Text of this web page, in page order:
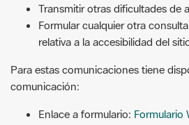
Transmitir otras dificultades de
Formular cualquier otra
relativa a la accesibilidad del
Para estas comunicaciones tiene
comunicación:
Enlace a formulario: Formulario